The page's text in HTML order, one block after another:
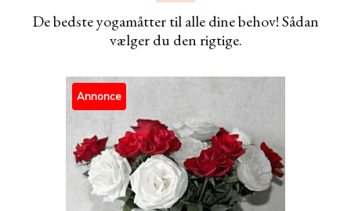
De bedste yogamåtter til alle dine behov! Sådan
vælger du den rigtige.
Annonce